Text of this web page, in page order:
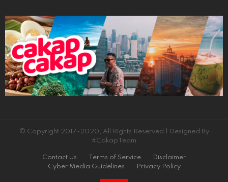
© Copyright 2017-2020, All Rights Reserved | Designed By
#CakapTeam
Contact Us Terms of Service
Disclaimer
Cyber Media Guidelines
Privacy Policy